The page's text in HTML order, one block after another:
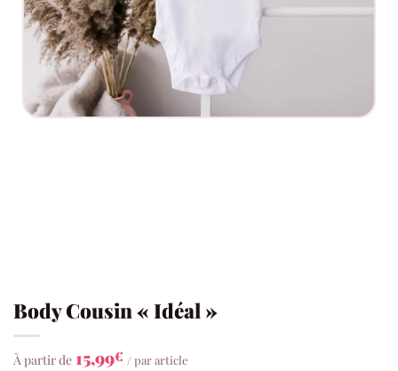
Body Cousin « Idéal »
À partir de 15,99€ / par article